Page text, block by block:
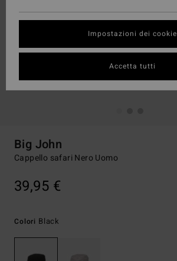
Big John
Cappello safari Nero Uomo
39,95 €
Colori Black
Impostazioni dei cookie
Accetta tutti